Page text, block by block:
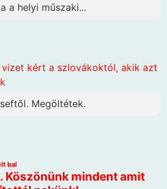
a helyi műszaki...
kért a szlovákoktól, akik azt
Megöltétek.